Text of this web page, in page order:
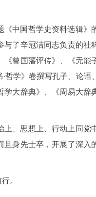
中国哲学史资料选辑》
了辛冠洁同志负责的社
《曾国藩评传》、《无能
哲学》卷撰写孔子、论语
大辞典》、《周易大辞
、思想上、行动上同党
身先士卒，开展了深入
。